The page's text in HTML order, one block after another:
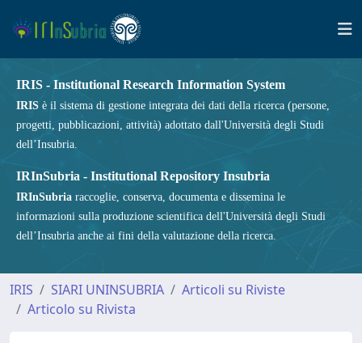
IRIS - Institutional Research Information System
IRIS è il sistema di gestione integrata dei dati della ricerca (persone,
progetti, pubblicazioni, attività) adottato dall'Università degli Studi
dell’Insubria.
IRInSubria - Institutional Repository Insubria
IRInSubria raccoglie, conserva, documenta e dissemina le
informazioni sulla produzione scientifica dell'Università degli Studi
dell’Insubria anche ai fini della valutazione della ricerca.
IRIS SIARI UNINSUBRIA
Articoli su Riviste
Articolo su Rivista